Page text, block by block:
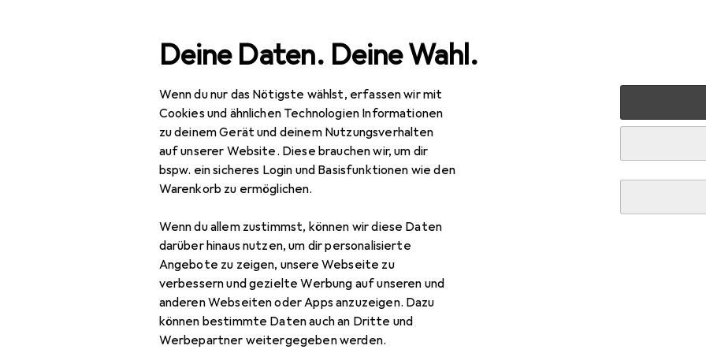
Deine Daten. Deine Wahl.
Wenn du nur das Nötigste wählst, erfassen wir mit
Cookies und ähnlichen Technologien Informationen
zu deinem Gerät und deinem Nutzungsverhalten
auf unserer Website. Diese brauchen wir, um dir
bspw. ein sicheres Login und Basisfunktionen wie den
Warenkorb zu ermöglichen.
Wenn du allem zustimmst, können wir diese Daten
darüber hinaus nutzen, um dir personalisierte
Angebote zu zeigen, unsere Webseite zu
verbessern und gezielte Werbung auf unseren und
anderen Webseiten oder Apps anzuzeigen. Dazu
können bestimmte Daten auch an Dritte und
Werbepartner weitergegeben werden.
Navigation nach Kategorien
Baumarkt + Garten Bauen + Renovieren Eisenwaren Tente